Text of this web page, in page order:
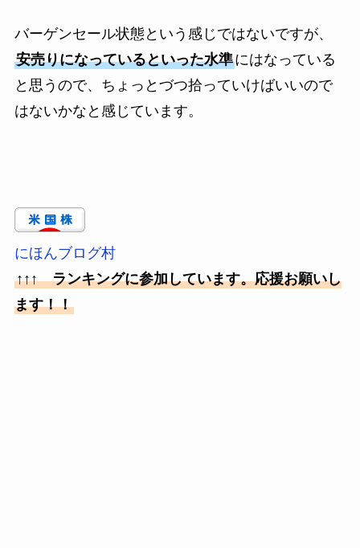
バーゲンセール状態という感じではないですが、
安売りになっているといった水準にはなっている
と思うので、ちょっとづつ拾っていけばいいので
はないかなと感じています。
にほんブログ村
↑↑↑ ランキングに参加しています。応援お願いし
ます！！